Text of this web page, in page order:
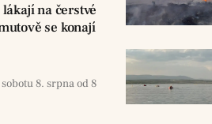
na čerstvé
se konají
8. srpna od 8